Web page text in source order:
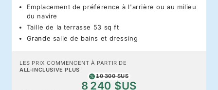
Emplacement de préférence à l'arrière ou au milieu
du navire
Taille de la terrasse 53 sq ft
Grande salle de bains et dressing
LES PRIX COMMENCENT À PARTIR DE
ALL-INCLUSIVE PLUS
10 300 $US
8 240 $US